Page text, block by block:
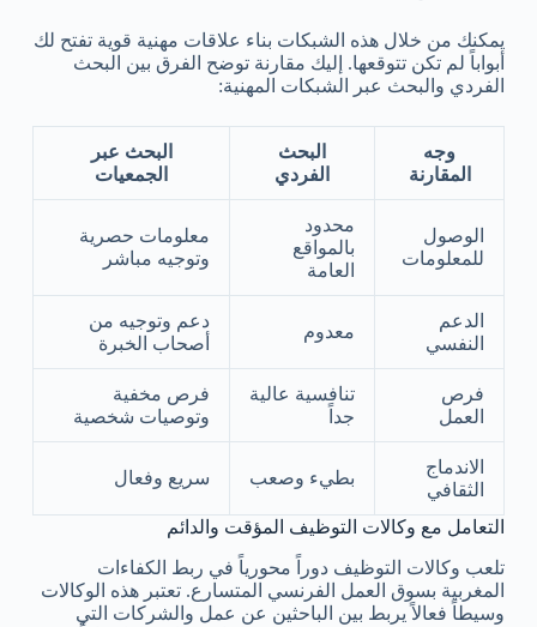
يمكنك من خلال هذه الشبكات بناء علاقات مهنية قوية تفتح لك
أبواباً لم تكن تتوقعها. إليك مقارنة توضح الفرق بين البحث
الفردي والبحث عبر الشبكات المهنية:
وجه
المقارنة
البحث
الفردي
البحث عبر
الجمعيات
الوصول
للمعلومات
محدود
بالمواقع
العامة
معلومات حصرية
وتوجيه مباشر
الدعم
النفسي
معدوم
دعم وتوجيه من
أصحاب الخبرة
فرص
العمل
تنافسية عالية
جداً
فرص مخفية
وتوصيات شخصية
الاندماج
الثقافي
بطيء وصعب سريع وفعال
التعامل مع وكالات التوظيف المؤقت والدائم
تلعب وكالات التوظيف دوراً محورياً في ربط الكفاءات
المغربية بسوق العمل الفرنسي المتسارع. تعتبر هذه الوكالات
وسيطاً فعالاً يربط بين الباحثين عن عمل والشركات التي